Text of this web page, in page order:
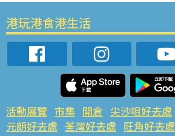
港玩港食港生活
活動展覽 市集 開倉 尖沙咀好去處
元朗好去處 荃灣好去處 旺角好去處